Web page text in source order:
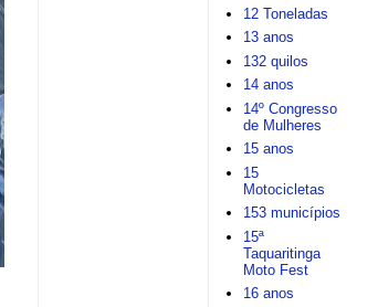
12 Toneladas
13 anos
132 quilos
14 anos
14º Congresso
de Mulheres
15 anos
15
Motocicletas
153 municípios
15ª
Taquaritinga
Moto Fest
16 anos